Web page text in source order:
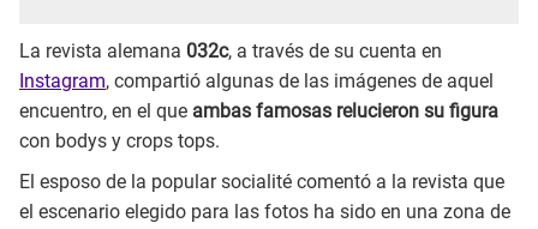
La revista alemana 032c, a través de su cuenta en
Instagram, compartió algunas de las imágenes de aquel
encuentro, en el que ambas famosas relucieron su figura
con bodys y crops tops.
El esposo de la popular socialité comentó a la revista que
el escenario elegido para las fotos ha sido en una zona de